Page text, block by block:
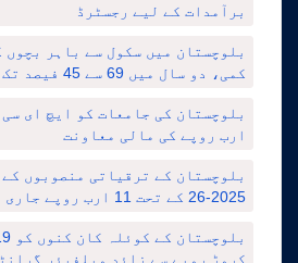
برآمدات کے لیے رجسٹرڈ
بلوچستان میں سکول سے باہر بچوں
کمی، دو سال میں 69 سے 45 فیصد تک آگئی
ارب روپے کی مالی معاونت
بلوچستان کے ترقیاتی منصوبوں
2025-26 کے تحت 11 ارب روپے جاری
کروڑ روپے سے زائد ویلفیئر